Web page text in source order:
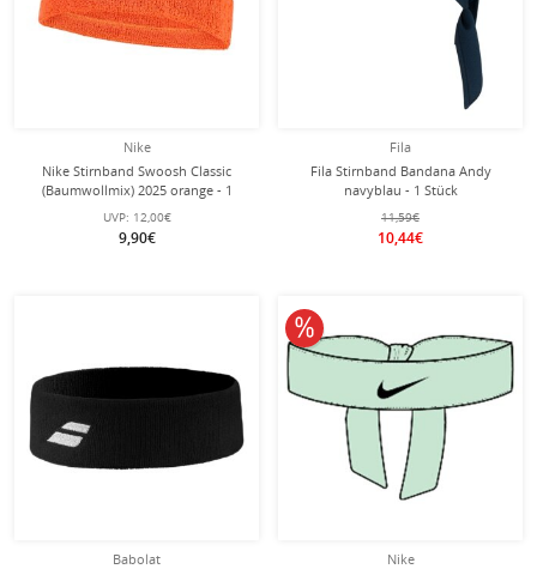
Nike
Nike Stirnband Swoosh Classic
(Baumwollmix) 2025 orange - 1
Stück
UVP: 12,00€
9,90€
Fila
Fila Stirnband Bandana Andy
navyblau - 1 Stück
11,59€
10,44€
Babolat
Nike
10% reduziert